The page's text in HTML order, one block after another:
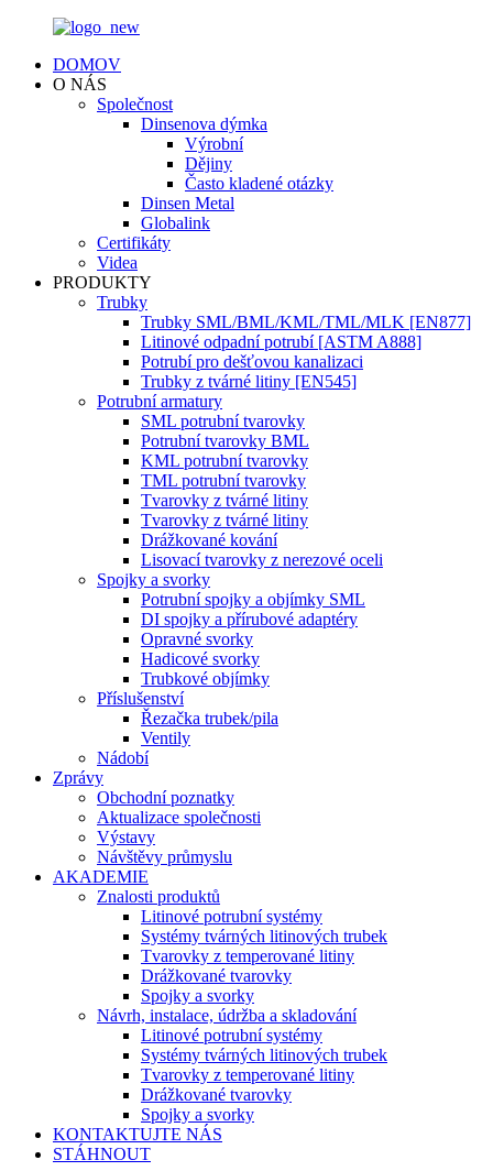
DOMOV
O NÁS
Společnost
Dinsenova dýmka
Výrobní
Dějiny
Často kladené otázky
Dinsen Metal
Globalink
Certifikáty
Videa
PRODUKTY
Trubky
Trubky SML/BML/KML/TML/MLK [EN877]
Litinové odpadní potrubí [ASTM A888]
Potrubí pro dešťovou kanalizaci
Trubky z tvárné litiny [EN545]
Potrubní armatury
SML potrubní tvarovky
Potrubní tvarovky BML
KML potrubní tvarovky
TML potrubní tvarovky
Tvarovky z tvárné litiny
Tvarovky z tvárné litiny
Drážkované kování
Lisovací tvarovky z nerezové oceli
Spojky a svorky
Potrubní spojky a objímky SML
DI spojky a přírubové adaptéry
Opravné svorky
Hadicové svorky
Trubkové objímky
Příslušenství
Řezačka trubek/pila
Ventily
Nádobí
Zprávy
Obchodní poznatky
Aktualizace společnosti
Výstavy
Návštěvy průmyslu
AKADEMIE
Znalosti produktů
Litinové potrubní systémy
Systémy tvárných litinových trubek
Tvarovky z temperované litiny
Drážkované tvarovky
Spojky a svorky
Návrh, instalace, údržba a skladování
Litinové potrubní systémy
Systémy tvárných litinových trubek
Tvarovky z temperované litiny
Drážkované tvarovky
Spojky a svorky
KONTAKTUJTE NÁS
STÁHNOUT